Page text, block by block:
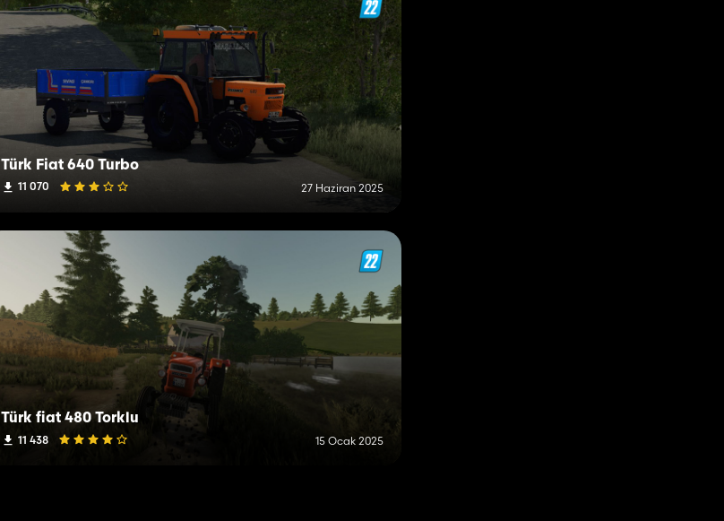
Türk Fiat 640 Turbo
11 070 27 Haziran 2025
Türk fiat 480 Torklu
11 438 15 Ocak 2025